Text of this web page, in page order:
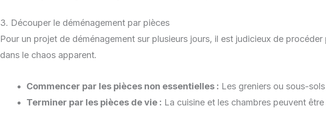
3. Découper le déménagement par pièces
Pour un projet de déménagement sur plusieurs jours, il est judicieux de
dans le chaos apparent.
Commencer par les pièces non essentielles : Les greniers ou sous-
Terminer par les pièces de vie : La cuisine et les chambres peuvent